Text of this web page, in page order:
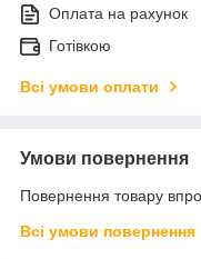
Оплата на рахунок
Готівкою
Всі умови оплати
Умови повернення
Повернення товару
Всі умови повернення